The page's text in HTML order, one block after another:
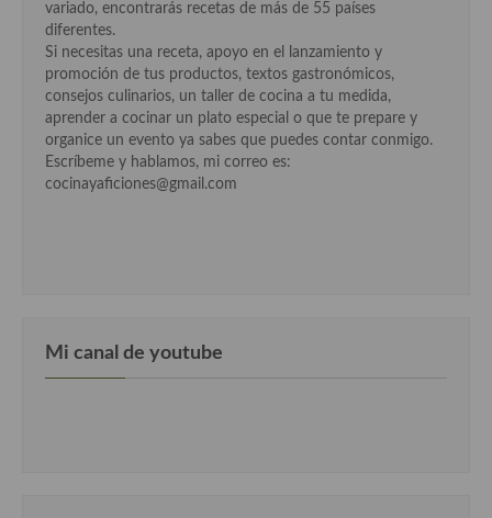
Cocina Madrileña
Cocina Murciana
Cocina Navarra
Cocina Riojana
Cocina Valenciana
variado, encontrarás recetas de más de 55 países
diferentes.
Si necesitas una receta, apoyo en el lanzamiento y
promoción de tus productos, textos gastronómicos,
consejos culinarios, un taller de cocina a tu medida,
aprender a cocinar un plato especial o que te prepare y
organice un evento ya sabes que puedes contar conmigo.
Escríbeme y hablamos, mi correo es:
cocinayaficiones@gmail.com
Mi canal de youtube